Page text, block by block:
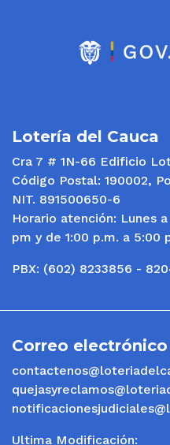
Lotería del Cauca
Cra 7 # 1N-66 Edificio
Código Postal: 190002,
NIT. 891500650-6
Horario atención: Lunes
pm y de 1:00 p.m. a 5:00
PBX: (602) 8233856 -
Correo electrónico
Ultima Modificación: